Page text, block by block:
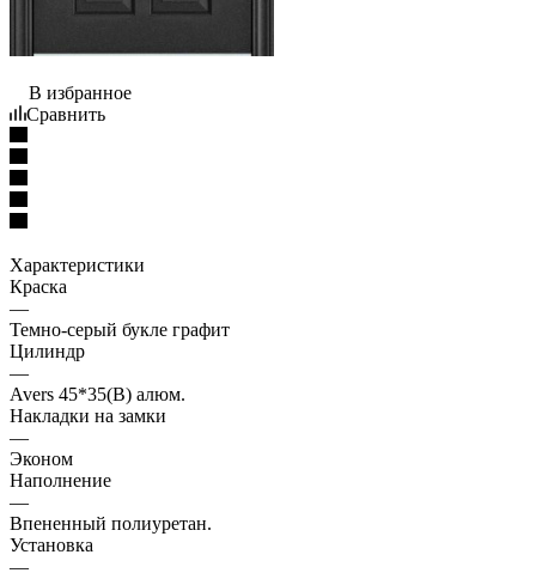
В избранное
Сравнить
Характеристики
Краска
—
Темно-серый букле графит
Цилиндр
—
Avers 45*35(В) алюм.
Накладки на замки
—
Эконом
Наполнение
—
Впененный полиуретан.
Установка
—